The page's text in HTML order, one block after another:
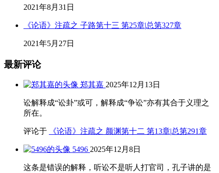
2021年8月31日
《论语》注疏之 子路第十三 第25章|总第327章
2021年5月27日
最新评论
郑其嘉 2025年12月13日
讼解释成“讼卦”或可，解释成“争讼”亦有其合于义理之
所在。
评论于 《论语》注疏之 颜渊第十二 第13章|总第291章
5496 2025年12月8日
这条是错误的解释，听讼不是听人打官司，孔子讲的是